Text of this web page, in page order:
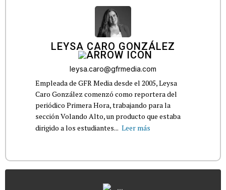
LEYSA CARO GONZÁLEZ
leysa.caro@gfrmedia.com
Empleada de GFR Media desde el 2005, Leysa
Caro González comenzó como reportera del
periódico Primera Hora, trabajando para la
sección Volando Alto, un producto que estaba
dirigido a los estudiantes... Leer más
...